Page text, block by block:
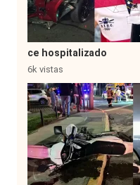
ce hospitalizado
6k vistas